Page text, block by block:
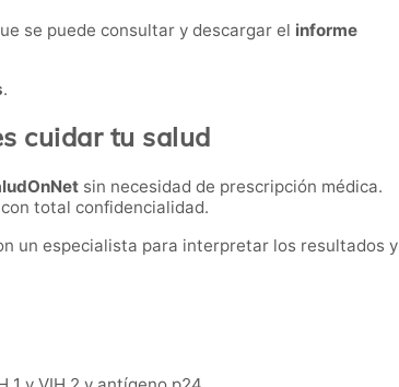
se puede consultar y descargar el informe
.
cuidar tu salud
sin necesidad de prescripción médica.
total confidencialidad.
un especialista para interpretar los resultados y